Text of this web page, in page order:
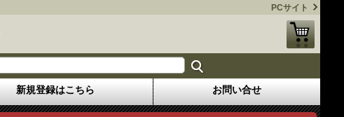
PCサイト
新規登録はこちら お問い合せ